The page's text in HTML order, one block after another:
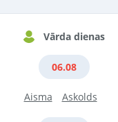
Vārda dienas
06.08
Aisma Askolds